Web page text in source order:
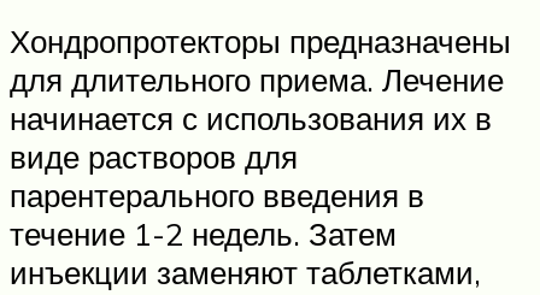
Хондропротекторы предназначены
для длительного приема. Лечение
начинается с использования их в
виде растворов для
парентерального введения в
течение 1-2 недель. Затем
инъекции заменяют таблетками,